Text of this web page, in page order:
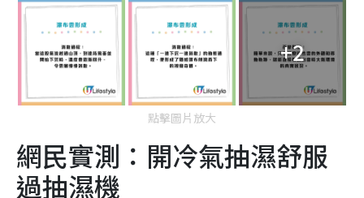
+2
點擊圖片放大
網民實測：開冷氣抽濕舒服
過抽濕機